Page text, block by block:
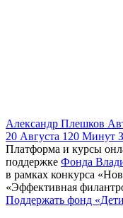
Александр Плешков
20 Августа 120 Минут
Платформа и курсы
поддержке Фонда
в рамках конкурса
«Эффективная
Поддержать фонд